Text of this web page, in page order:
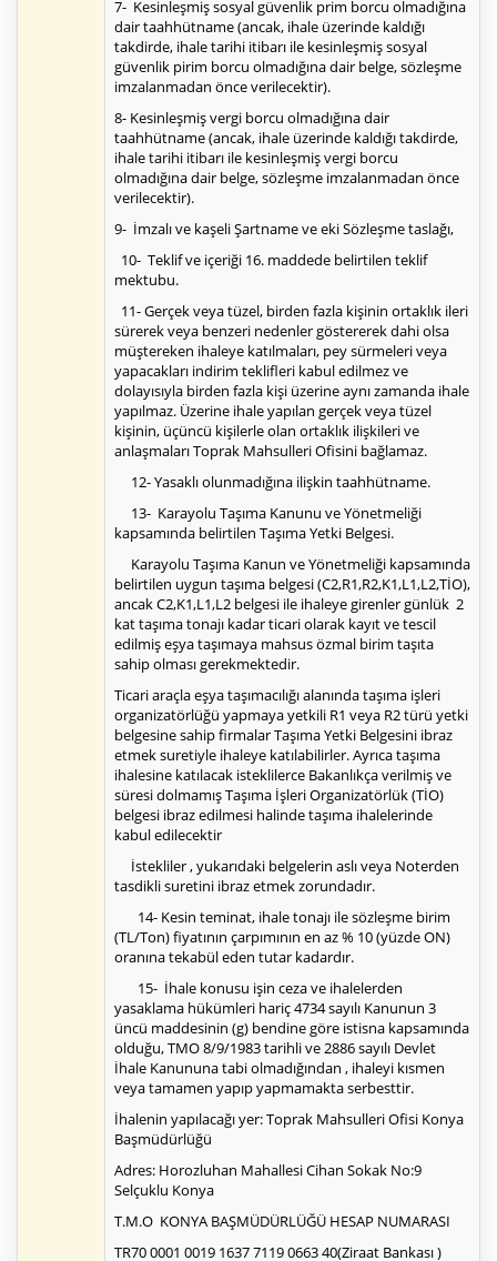
7- Kesinleşmiş sosyal güvenlik prim borcu olmadığına
dair taahhütname (ancak, ihale üzerinde kaldığı
takdirde, ihale tarihi itibarı ile kesinleşmiş sosyal
güvenlik pirim borcu olmadığına dair belge, sözleşme
imzalanmadan önce verilecektir).
8- Kesinleşmiş vergi borcu olmadığına dair
taahhütname (ancak, ihale üzerinde kaldığı takdirde,
ihale tarihi itibarı ile kesinleşmiş vergi borcu
olmadığına dair belge, sözleşme imzalanmadan önce
verilecektir).
9- İmzalı ve kaşeli Şartname ve eki Sözleşme taslağı,
10- Teklif ve içeriği 16. maddede belirtilen teklif
mektubu.
11- Gerçek veya tüzel, birden fazla kişinin ortaklık ileri
sürerek veya benzeri nedenler göstererek dahi olsa
müştereken ihaleye katılmaları, pey sürmeleri veya
yapacakları indirim teklifleri kabul edilmez ve
dolayısıyla birden fazla kişi üzerine aynı zamanda ihale
yapılmaz. Üzerine ihale yapılan gerçek veya tüzel
kişinin, üçüncü kişilerle olan ortaklık ilişkileri ve
anlaşmaları Toprak Mahsulleri Ofisini bağlamaz.
12- Yasaklı olunmadığına ilişkin taahhütname.
13- Karayolu Taşıma Kanunu ve Yönetmeliği
kapsamında belirtilen Taşıma Yetki Belgesi.
Karayolu Taşıma Kanun ve Yönetmeliği kapsamında
belirtilen uygun taşıma belgesi (C2,R1,R2,K1,L1,L2,TİO),
ancak C2,K1,L1,L2 belgesi ile ihaleye girenler günlük 2
kat taşıma tonajı kadar ticari olarak kayıt ve tescil
edilmiş eşya taşımaya mahsus özmal birim taşıta
sahip olması gerekmektedir.
Ticari araçla eşya taşımacılığı alanında taşıma işleri
organizatörlüğü yapmaya yetkili R1 veya R2 türü yetki
belgesine sahip firmalar Taşıma Yetki Belgesini ibraz
etmek suretiyle ihaleye katılabilirler. Ayrıca taşıma
ihalesine katılacak isteklilerce Bakanlıkça verilmiş ve
süresi dolmamış Taşıma İşleri Organizatörlük (TİO)
belgesi ibraz edilmesi halinde taşıma ihalelerinde
kabul edilecektir
İstekliler , yukarıdaki belgelerin aslı veya Noterden
tasdikli suretini ibraz etmek zorundadır.
14- Kesin teminat, ihale tonajı ile sözleşme birim
(TL/Ton) fiyatının çarpımının en az % 10 (yüzde ON)
oranına tekabül eden tutar kadardır.
15- İhale konusu işin ceza ve ihalelerden
yasaklama hükümleri hariç 4734 sayılı Kanunun 3
üncü maddesinin (g) bendine göre istisna kapsamında
olduğu, TMO 8/9/1983 tarihli ve 2886 sayılı Devlet
İhale Kanununa tabi olmadığından , ihaleyi kısmen
veya tamamen yapıp yapmamakta serbesttir.
İhalenin yapılacağı yer: Toprak Mahsulleri Ofisi Konya
Başmüdürlüğü
Adres: Horozluhan Mahallesi Cihan Sokak No:9
Selçuklu Konya
T.M.O KONYA BAŞMÜDÜRLÜĞÜ HESAP NUMARASI
TR70 0001 0019 1637 7119 0663 40(Ziraat Bankası )